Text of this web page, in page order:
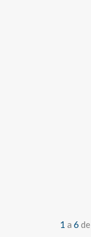
1 a 6 de